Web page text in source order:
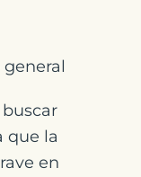
buscar
que la
en